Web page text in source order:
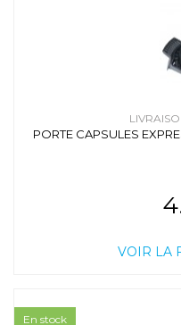
PORTE CAPSULES
VOIR LA
En stock